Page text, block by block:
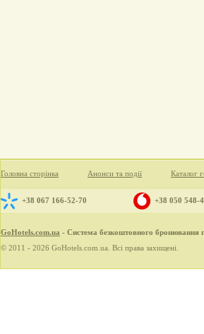
Головна сторінка Анонси та події Каталог
+38 067 166-52-70 +38 050 548-
GoHotels.com.ua - Система безкоштовного бронювання
© 2011 - 2026 GoHotels.com.ua. Всі права захищені.